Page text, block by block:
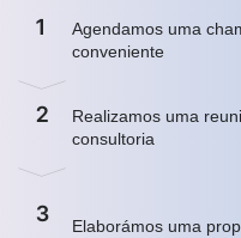
1
Agendamos uma
conveniente
2
Realizamos uma
consultoria
3 Elaborámos uma